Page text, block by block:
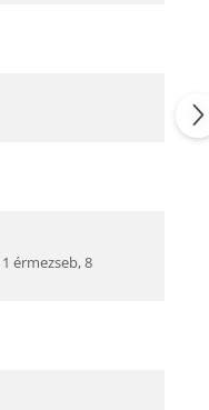
1 érmezseb,8